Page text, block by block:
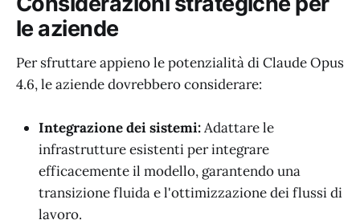
le aziende
Per sfruttare appieno le potenzialità di Claude Opus
4.6, le aziende dovrebbero considerare:
Integrazione dei sistemi:Adattare le
infrastrutture esistenti per integrare
efficacemente il modello, garantendo una
transizione fluida e l'ottimizzazione dei flussi di
lavoro.